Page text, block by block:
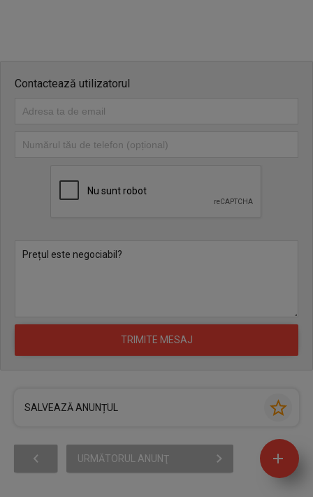
Contactează utilizatorul
SALVEAZĂ ANUNȚUL
URMĂTORUL ANUNŢ